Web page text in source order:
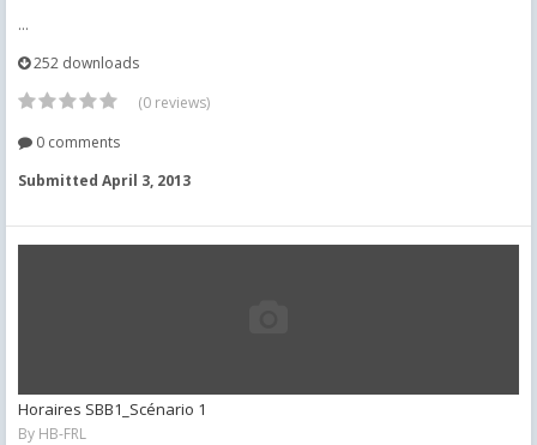
...
252 downloads
(0 reviews)
0 comments
Submitted April 3, 2013
Horaires SBB1_Scénario 1
By HB-FRL